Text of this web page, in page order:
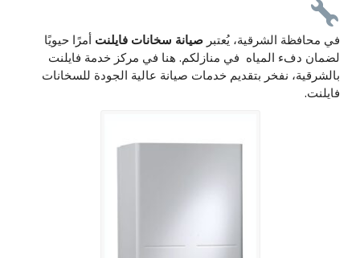
في محافظة الشرقية، يُعتبر صيانة سخانات فايلنت أمرًا حيويًا
لضمان دفء المياه في منازلكم. هنا في مركز خدمة فايلنت
بالشرقية، نفخر بتقديم خدمات صيانة عالية الجودة للسخانات
فايلنت.